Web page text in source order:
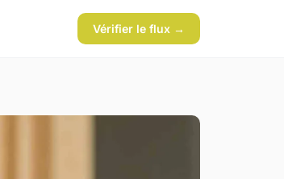
Vérifier le flux →